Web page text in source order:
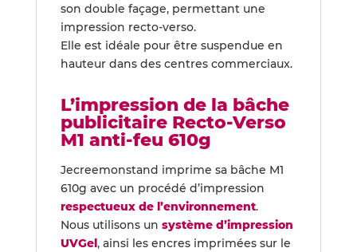
son double façage, permettant une
impression recto-verso.
Elle est idéale pour être suspendue en
hauteur dans des centres commerciaux.
L’impression de la bâche
publicitaire Recto-Verso
M1 anti-feu 610g
Jecreemonstand imprime sa bâche M1
610g avec un procédé d’impression
respectueux de l’environnement.
Nous utilisons un système d’impression
UVGel, ainsi les encres imprimées sur le